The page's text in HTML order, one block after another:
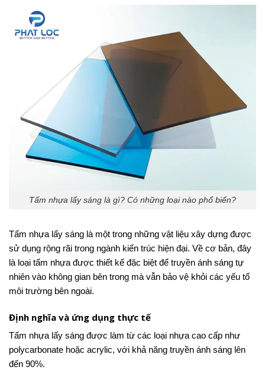
Tấm nhựa lấy sáng là gì? Có những loại nào phổ biến?
Tấm nhựa lấy sáng là một trong những vật liệu xây dựng được
sử dụng rộng rãi trong ngành kiến trúc hiện đại. Về cơ bản, đây
là loại tấm nhựa được thiết kế đặc biệt để truyền ánh sáng tự
nhiên vào không gian bên trong mà vẫn bảo vệ khỏi các yếu tố
môi trường bên ngoài.
Định nghĩa và ứng dụng thực tế
Tấm nhựa lấy sáng được làm từ các loại nhựa cao cấp như
polycarbonate hoặc acrylic, với khả năng truyền ánh sáng lên
đến 90%.